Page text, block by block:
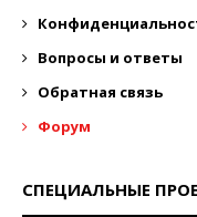
Вопросы и ответы
Обратная связь
Форум
СПЕЦИАЛЬНЫЕ